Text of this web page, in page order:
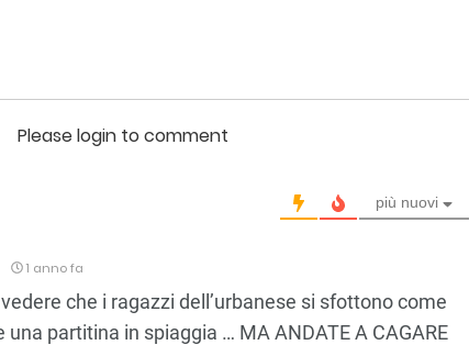
Please login to comment
più nuovi
1 anno fa
che i ragazzi dell’urbanese si sfottono come
una partitina in spiaggia … MA ANDATE A CAGARE